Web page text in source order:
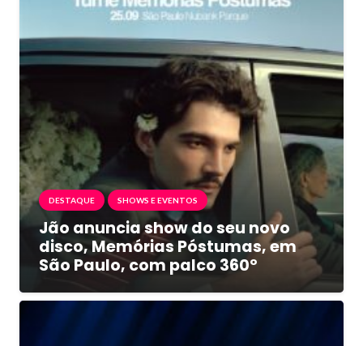
DESTAQUE SHOWS E EVENTOS
Jão anuncia show do seu novo
disco, Memórias Póstumas, em
São Paulo, com palco 360º